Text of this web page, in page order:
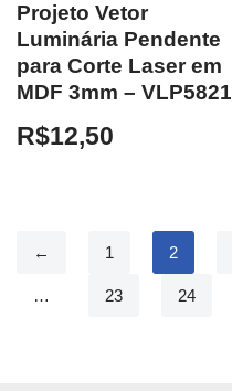
Projeto Vetor
Luminária Pendente
para Corte Laser em
MDF 3mm – VLP5821
R$12,50
← 1 2
… 23 24